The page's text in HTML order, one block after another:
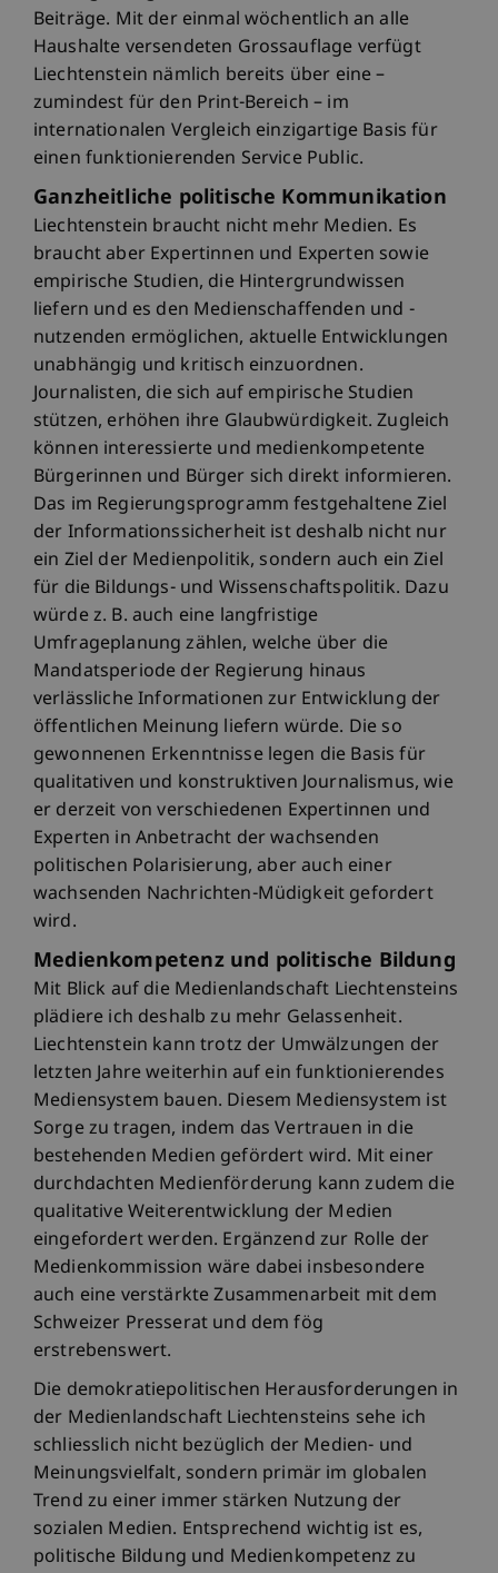
Beiträge. Mit der einmal wöchentlich an alle
Haushalte versendeten Grossauflage verfügt
Liechtenstein nämlich bereits über eine –
zumindest für den Print-Bereich – im
internationalen Vergleich einzigartige Basis für
einen funktionierenden Service Public.
Ganzheitliche politische Kommunikation
Liechtenstein braucht nicht mehr Medien. Es
braucht aber Expertinnen und Experten sowie
empirische Studien, die Hintergrundwissen
liefern und es den Medienschaffenden und -
nutzenden ermöglichen, aktuelle Entwicklungen
unabhängig und kritisch einzuordnen.
Journalisten, die sich auf empirische Studien
stützen, erhöhen ihre Glaubwürdigkeit. Zugleich
können interessierte und medienkompetente
Bürgerinnen und Bürger sich direkt informieren.
Das im Regierungsprogramm festgehaltene Ziel
der Informationssicherheit ist deshalb nicht nur
ein Ziel der Medienpolitik, sondern auch ein Ziel
für die Bildungs- und Wissenschaftspolitik. Dazu
würde z. B. auch eine langfristige
Umfrageplanung zählen, welche über die
Mandatsperiode der Regierung hinaus
verlässliche Informationen zur Entwicklung der
öffentlichen Meinung liefern würde. Die so
gewonnenen Erkenntnisse legen die Basis für
qualitativen und konstruktiven Journalismus, wie
er derzeit von verschiedenen Expertinnen und
Experten in Anbetracht der wachsenden
politischen Polarisierung, aber auch einer
wachsenden Nachrichten-Müdigkeit gefordert
wird.
Medienkompetenz und politische Bildung
Mit Blick auf die Medienlandschaft Liechtensteins
plädiere ich deshalb zu mehr Gelassenheit.
Liechtenstein kann trotz der Umwälzungen der
letzten Jahre weiterhin auf ein funktionierendes
Mediensystem bauen. Diesem Mediensystem ist
Sorge zu tragen, indem das Vertrauen in die
bestehenden Medien gefördert wird. Mit einer
durchdachten Medienförderung kann zudem die
qualitative Weiterentwicklung der Medien
eingefordert werden. Ergänzend zur Rolle der
Medienkommission wäre dabei insbesondere
auch eine verstärkte Zusammenarbeit mit dem
Schweizer Presserat und dem fög
erstrebenswert.
Die demokratiepolitischen Herausforderungen in
der Medienlandschaft Liechtensteins sehe ich
schliesslich nicht bezüglich der Medien- und
Meinungsvielfalt, sondern primär im globalen
Trend zu einer immer stärken Nutzung der
sozialen Medien. Entsprechend wichtig ist es,
politische Bildung und Medienkompetenz zu